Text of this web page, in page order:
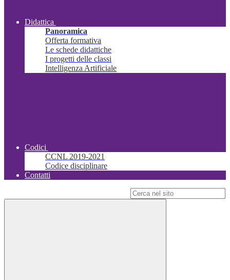
Didattica
Panoramica
Offerta formativa
Le schede didattiche
I progetti delle classi
Intelligenza Artificiale
Codici
CCNL 2019-2021
Codice disciplinare
Contatti